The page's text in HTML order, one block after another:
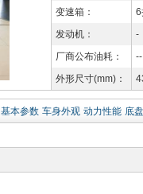
变速箱：
6
发动机：
-
厂商公布油耗：
--
外形尺寸(mm)：
基本参数 车身外观 动力性能 底